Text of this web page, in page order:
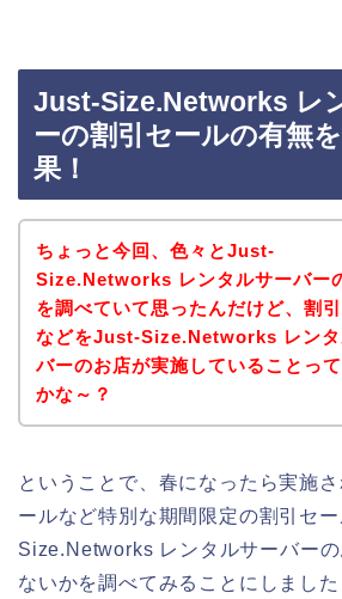
Just-Size.Networks レ
ーの割引セールの有無
果！
ちょっと今回、色々とJust-
Size.Networks レンタルサーバー
を調べていて思ったんだけど、割
などをJust-Size.Networks レンタ
バーのお店が実施していることっ
かな～？
ということで、春になったら実施
ールなど特別な期間限定の割引セ
Size.Networks レンタルサーバー
ないかを調べてみることにしました